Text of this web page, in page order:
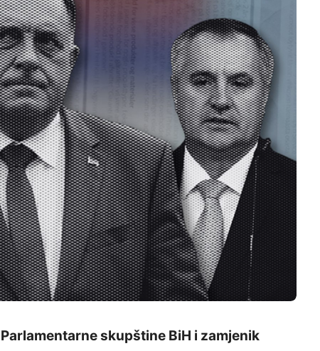
skupštine BiH i zamjenik